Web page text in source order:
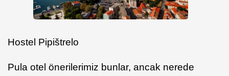
Hostel Pipištrelo
Pula otel önerilerimiz bunlar, ancak nerede